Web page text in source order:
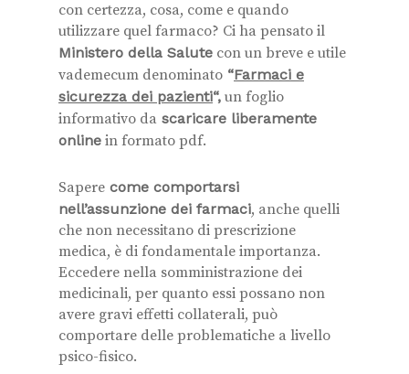
con certezza, cosa, come e quando
utilizzare quel farmaco? Ci ha pensato il
Ministero della Salute con un breve e utile
vademecum denominato “Farmaci e
sicurezza dei pazienti“, un foglio
informativo da scaricare liberamente
online in formato pdf.
Sapere come comportarsi
nell’assunzione dei farmaci, anche quelli
che non necessitano di prescrizione
medica, è di fondamentale importanza.
Eccedere nella somministrazione dei
medicinali, per quanto essi possano non
avere gravi effetti collaterali, può
comportare delle problematiche a livello
psico-fisico.